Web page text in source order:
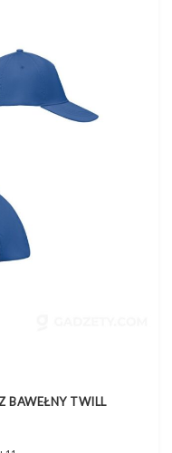
BAWEŁNY TWILL